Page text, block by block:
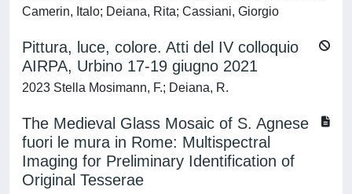
Camerin, Italo; Deiana, Rita; Cassiani, Giorgio
Pittura, luce, colore. Atti del IV colloquio
AIRPA, Urbino 17-19 giugno 2021
2023 Stella Mosimann, F.; Deiana, R.
The Medieval Glass Mosaic of S. Agnese
fuori le mura in Rome: Multispectral
Imaging for Preliminary Identification of
Original Tesserae